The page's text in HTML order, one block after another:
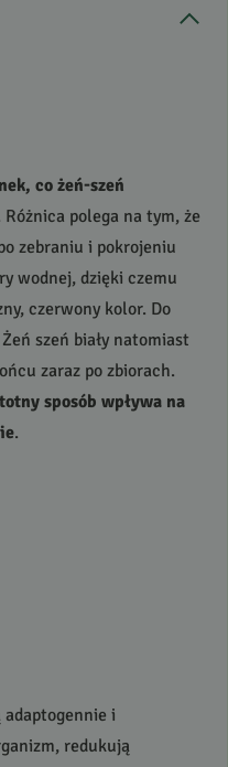
co żeń-szeń
Różnica polega na tym, że
zebraniu i pokrojeniu
wodnej, dzięki czemu
czerwony kolor. Do
szeń biały natomiast
zaraz po zbiorach.
sposób wpływa na
.
adaptogennie i
redukują